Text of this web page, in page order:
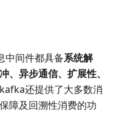
中间件都具备系统解
、异步通信、扩展性、
还提供了大多数消
障及回溯性消费的功